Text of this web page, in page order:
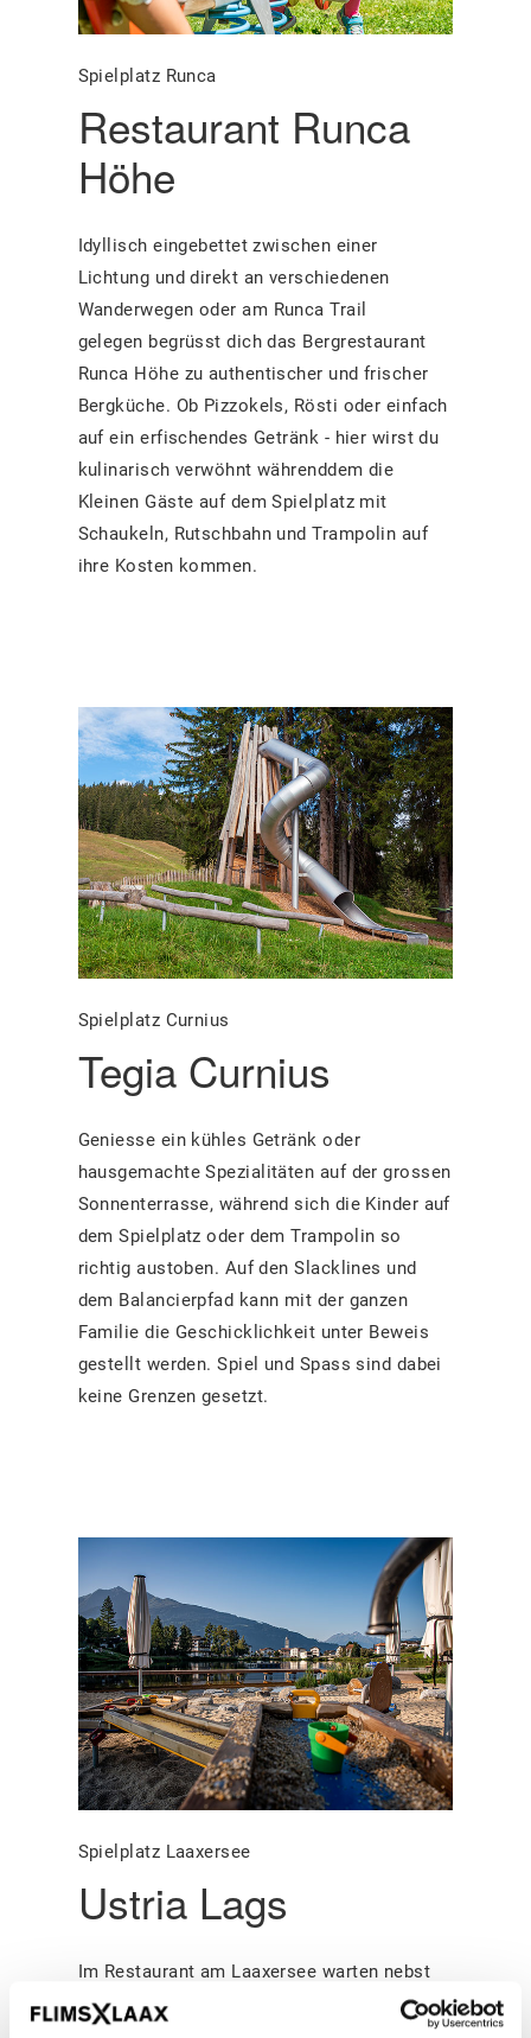
Spielplatz Runca
Restaurant Runca
Höhe
Idyllisch eingebettet zwischen einer
Lichtung und direkt an verschiedenen
Wanderwegen oder am Runca Trail
gelegen begrüsst dich das Bergrestaurant
Runca Höhe zu authentischer und frischer
Bergküche. Ob Pizzokels, Rösti oder einfach
auf ein erfischendes Getränk - hier wirst du
kulinarisch verwöhnt währenddem die
Kleinen Gäste auf dem Spielplatz mit
Schaukeln, Rutschbahn und Trampolin auf
ihre Kosten kommen.
Spielplatz Curnius
Tegia Curnius
Geniesse ein kühles Getränk oder
hausgemachte Spezialitäten auf der grossen
Sonnenterrasse, während sich die Kinder auf
dem Spielplatz oder dem Trampolin so
richtig austoben. Auf den Slacklines und
dem Balancierpfad kann mit der ganzen
Familie die Geschicklichkeit unter Beweis
gestellt werden. Spiel und Spass sind dabei
keine Grenzen gesetzt.
Spielplatz Laaxersee
Ustria Lags
Im Restaurant am Laaxersee warten nebst
Fleischgerichten, Pasta, Risotto auch